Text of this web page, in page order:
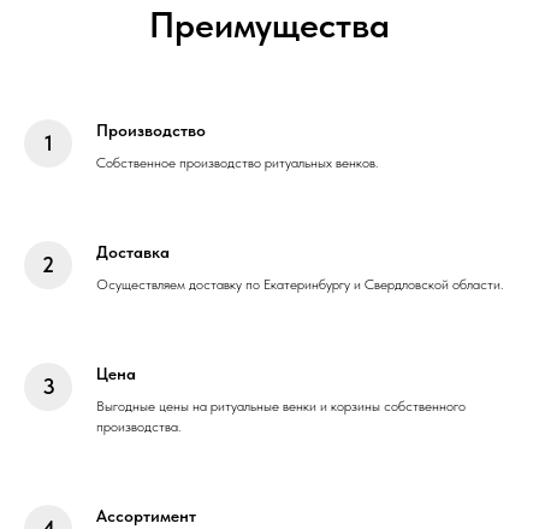
Преимущества
Производство
Собственное производство ритуальных венков.
Доставка
Осуществляем доставку по Екатеринбургу и Свердловской области.
Цена
Выгодные цены на ритуальные венки и корзины собственного
производства.
Ассортимент